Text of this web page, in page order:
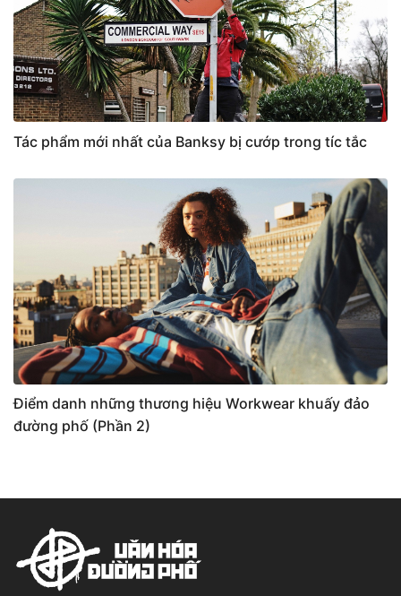
Tác phẩm mới nhất của Banksy bị cướp trong tíc tắc
Điểm danh những thương hiệu Workwear khuấy đảo
đường phố (Phần 2)